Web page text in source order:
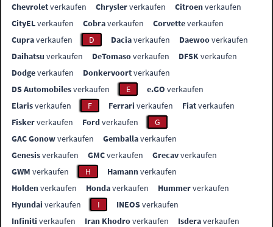
Chevroletverkaufen Chryslerverkaufen Citroenverkaufen
CityELverkaufen Cobraverkaufen Corvetteverkaufen
Cupraverkaufen D Daciaverkaufen Daewooverkaufen
Daihatsu verkaufen DeTomasoverkaufen DFSKverkaufen
Dodgeverkaufen Donkervoortverkaufen
DS Automobilesverkaufen E e.GO verkaufen
Elarisverkaufen F Ferrari verkaufen Fiatverkaufen
Fiskerverkaufen Fordverkaufen
G
GAC Gonowverkaufen Gemballaverkaufen
Genesisverkaufen GMCverkaufen Grecavverkaufen
GWM verkaufen H Hamannverkaufen
Holdenverkaufen Hondaverkaufen Hummerverkaufen
Hyundai verkaufen I INEOSverkaufen
Infiniti verkaufen Iran Khodroverkaufen Isderaverkaufen